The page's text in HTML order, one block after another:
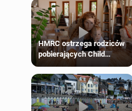
HMRC ostrzega rodziców
pobierających Child
Benefit. Mogą być
zobowiązani do zwrotu
zasiłku